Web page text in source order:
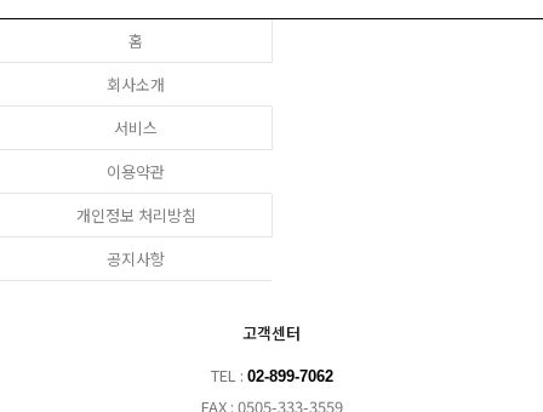
홈
회사소개
서비스
이용약관
개인정보 처리방침
공지사항
고객센터
TEL : 02-899-7062
FAX : 0505-333-3559